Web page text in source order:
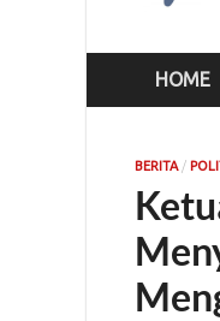
HOME
BERITA/